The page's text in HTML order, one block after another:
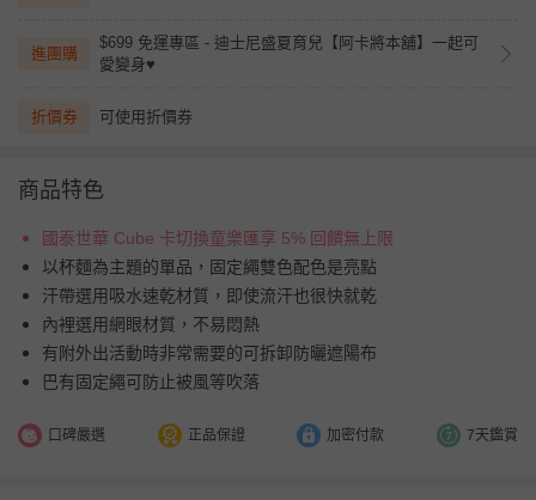
進團購
$699 免運專區 - 迪士尼盛夏育兒【阿卡將本舖】一起可
愛變身♥
折價券 可使用折價券
商品特色
國泰世華 Cube 卡切換童樂匯享 5% 回饋無上限
以杯麵為主題的單品，固定繩雙色配色是亮點
汗帶選用吸水速乾材質，即使流汗也很快就乾
內裡選用網眼材質，不易悶熱
有附外出活動時非常需要的可拆卸防曬遮陽布
巴有固定繩可防止被風等吹落
口碑嚴選 正品保證 加密付款 7天鑑賞